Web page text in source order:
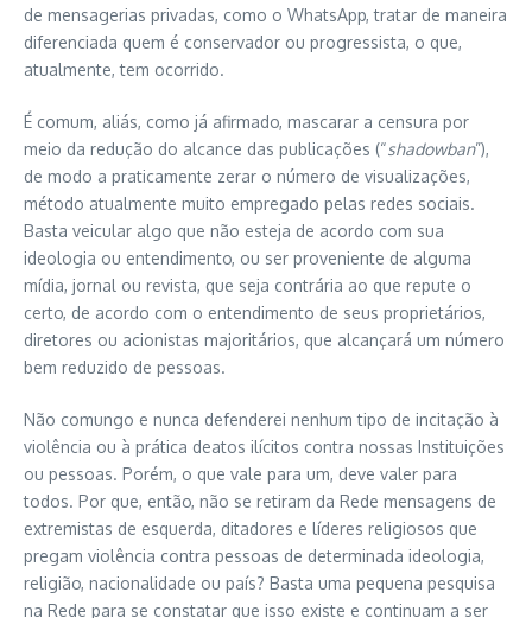
de mensagerias privadas, como o WhatsApp, tratar de maneira
diferenciada quem é conservador ou progressista, o que,
atualmente, tem ocorrido.
É comum, aliás, como já afirmado, mascarar a censura por
meio da redução do alcance das publicações (“shadowban”),
de modo a praticamente zerar o número de visualizações,
método atualmente muito empregado pelas redes sociais.
Basta veicular algo que não esteja de acordo com sua
ideologia ou entendimento, ou ser proveniente de alguma
mídia, jornal ou revista, que seja contrária ao que repute o
certo, de acordo com o entendimento de seus proprietários,
diretores ou acionistas majoritários, que alcançará um número
bem reduzido de pessoas.
Não comungo e nunca defenderei nenhum tipo de incitação à
violência ou à prática deatos ilícitos contra nossas Instituições
ou pessoas. Porém, o que vale para um, deve valer para
todos. Por que, então, não se retiram da Rede mensagens de
extremistas de esquerda, ditadores e líderes religiosos que
pregam violência contra pessoas de determinada ideologia,
religião, nacionalidade ou país? Basta uma pequena pesquisa
na Rede para se constatar que isso existe e continuam a ser